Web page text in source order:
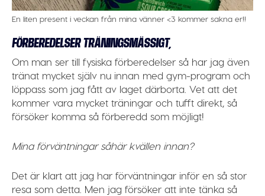
En liten present i veckan från mina vänner <3 kommer sakna er!!
FÖRBEREDELSER TRÄNINGSMÄSSIGT,
Om man ser till fysiska förberedelser så har jag även
tränat mycket själv nu innan med gym-program och
löppass som jag fått av laget därborta. Vet att det
kommer vara mycket träningar och tufft direkt, så
försöker komma så förberedd som möjligt!
Mina förväntningar såhär kvällen innan?
Det är klart att jag har förväntningar inför en så stor
resa som detta. Men jag försöker att inte tänka så